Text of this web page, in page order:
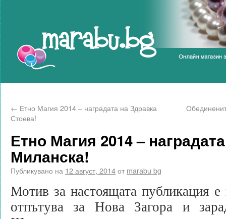
← Етно Магия 2014 – наградата на Здравка
Стоева!
Етно Магия 2014 –
Миланска!
Публикувано на 12 август, 2014от marabu bg
Мотив за настоящата публикация е
отпътува за Нова Загора и